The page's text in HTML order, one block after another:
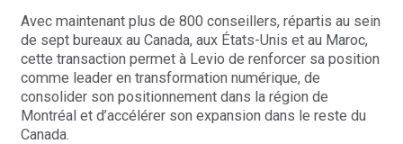
Avec maintenant plus de 800 conseillers, répartis au sein
de sept bureaux au Canada, aux États-Unis et au Maroc,
cette transaction permet à Levio de renforcer sa position
comme leader en transformation numérique, de
consolider son positionnement dans la région de
Montréal et d’accélérer son expansion dans le reste du
Canada.